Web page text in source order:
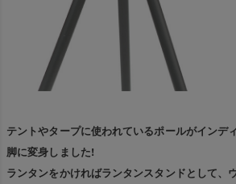
テントやタープに使われているポールがインデ
脚に変身しました!
ランタンをかければランタンスタンドとして、